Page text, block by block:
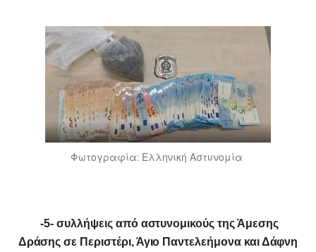
Φωτογραφία: Ελληνική Αστυνομία
-5- συλλήψεις από αστυνομικούς της Άμεσης
Δράσης σε Περιστέρι, Άγιο Παντελεήμονα και Δάφνη